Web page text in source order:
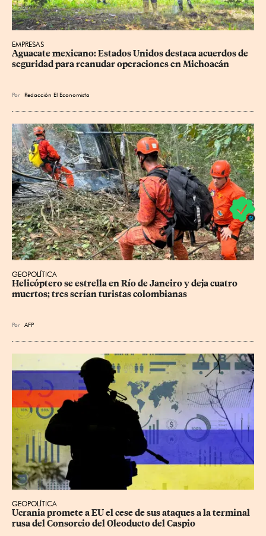
EMPRESAS
Aguacate mexicano: Estados Unidos destaca acuerdos de
seguridad para reanudar operaciones en Michoacán
Por Redacción El Economista
GEOPOLÍTICA
Helicóptero se estrella en Río de Janeiro y deja cuatro
muertos; tres serían turistas colombianas
Por AFP
GEOPOLÍTICA
Ucrania promete a EU el cese de sus ataques a la terminal
rusa del Consorcio del Oleoducto del Caspio